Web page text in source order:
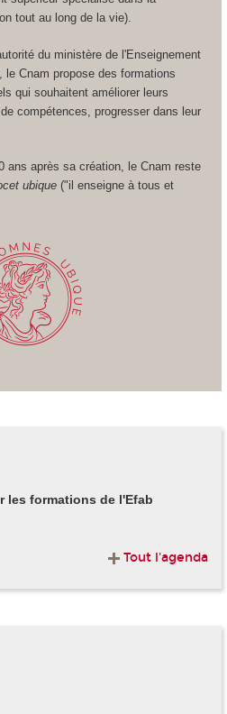
tout au long de la vie).
du ministère de l'Enseignement
le Cnam propose des formations
qui souhaitent améliorer leurs
compétences, progresser dans leur
ans après sa création, le Cnam reste
ubique("il enseigne à tous et
les formations de l'Efab
Tout l'agenda